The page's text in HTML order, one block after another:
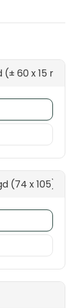
60 x 15 mm)
(74 x 105)